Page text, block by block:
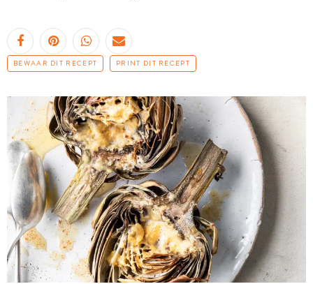
BEWAAR DIT RECEPT PRINT DIT RECEPT